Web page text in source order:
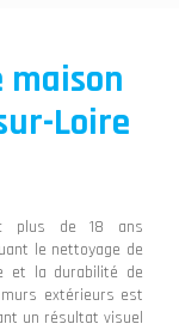
Loire
plus de 18 ans
le nettoyage de
et la durabilité de
extérieurs est
un résultat visuel